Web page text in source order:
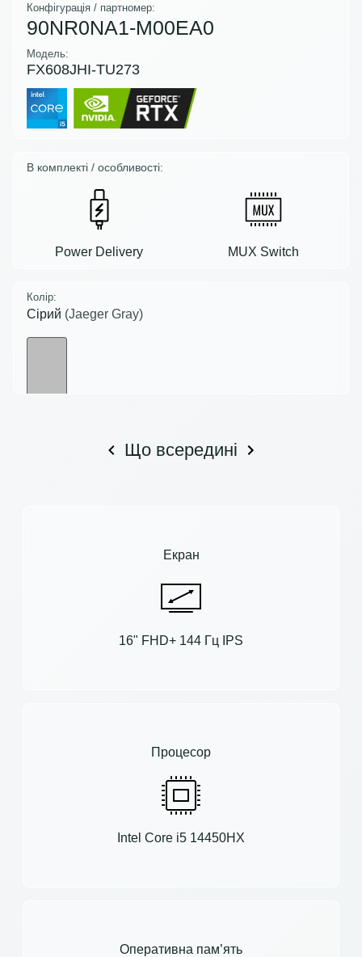
Конфігурація / партномер:
90NR0NA1-M00EA0
Модель:
FX608JHI-TU273
В комплекті / особливості:
Power Delivery MUX Switch
Колір:
Сірий (Jaeger Gray)
Що всередині
Екран
16" FHD+ 144 Гц IPS
Процесор
Intel Core i5 14450HX
Оперативна пам’ять